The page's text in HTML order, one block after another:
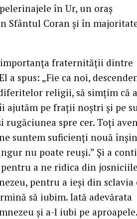
în Ur, un oraș
Sfântul Coran și în
fraternității dintre
a spus: „Fie ca noi,
religii, să simțim că
ajutăm pe frații noștri și pe
spre cer. Toți
suntem suficienți nouă
nu poate reuși.” Și a
a ne ridica din josniciile
pentru a ieși din sclavia
să iubim. Iată adevărata
și a-l iubi pe aproapele.